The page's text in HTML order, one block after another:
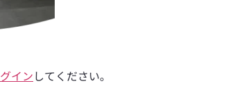
インしてください。